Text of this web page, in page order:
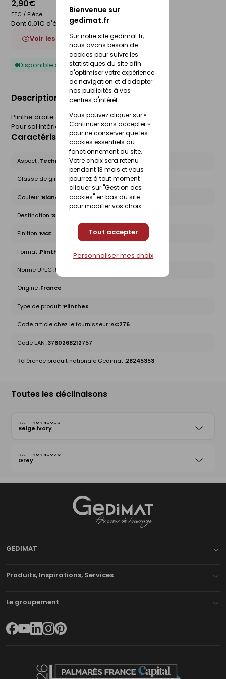
Bienvenue sur
gedimat.fr
Sur notre site gedimat.fr,
nous avons besoin de
cookies pour suivre les
statistiques du site afin
d'optimiser votre expérience
de navigation et d'adapter
nos publicités à vos
centres d'intérêt.
Vous pouvez cliquer sur «
Continuer sans accepter »
pour ne conserver que les
cookies essentiels au
fonctionnement du site.
Votre choix sera retenu
pendant 13 mois et vous
pourrez à tout moment
cliquer sur "Gestion des
cookies" en bas du site
pour modifier vos choix.
Tout accepter
Personnaliser mes choix
2,90€
TTC / Pièce
Dont 0,01€ d'éco-participation
Voir les 2 déclinaisons
Disponible sous 10 jours
Description du produit
Plinthe droite carrelage pour sol UNI. l.7 x L.30 cm.
Pour sol intérieur.
Caractéristiques du produit
Aspect :Technique
Classe de glissance (R) :Non concerné
Couleur :Blanc - Beige - Naturels
Destination :Sol intérieur
Finition :Mat
Format :Plinthe
Norme UPEC :Non concerné
Origine :France
Type de produit :Plinthes
Code article chez le fournisseur :AC276
Code EAN :3760268212757
Référence produit nationale Gedimat :28245353
Toutes les déclinaisons
28245353
Beige ivory
28245346
Grey
GEDIMAT
Produits, Inspirations, Services
Le groupement